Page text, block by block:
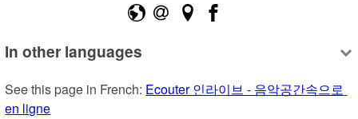
In other languages
See this page in French: Ecouter 인라이브 - 음악공간속으로
en ligne